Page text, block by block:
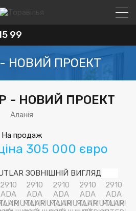
99
НОВИЙ ПРОЕКТ
- НОВИЙ ПРОЕКТ
Аланія
На продаж
305 000 євро